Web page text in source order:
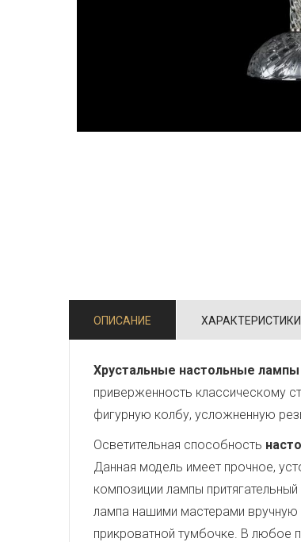
ОПИСАНИЕ ХАРАКТЕРИСТИКИ
Хрустальные настольные
приверженность классическому
фигурную колбу, усложненную
Осветительная способность
Данная модель имеет прочное,
композиции лампы
лампа нашими мастерами вручную
прикроватной тумбочке. В любое